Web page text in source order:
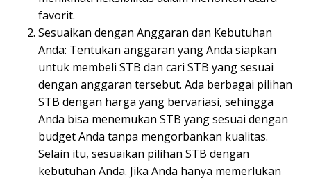
favorit.
Sesuaikan dengan Anggaran dan Kebutuhan
Anda: Tentukan anggaran yang Anda siapkan
untuk membeli STB dan cari STB yang sesuai
dengan anggaran tersebut. Ada berbagai pilihan
STB dengan harga yang bervariasi, sehingga
Anda bisa menemukan STB yang sesuai dengan
budget Anda tanpa mengorbankan kualitas.
Selain itu, sesuaikan pilihan STB dengan
kebutuhan Anda. Jika Anda hanya memerlukan